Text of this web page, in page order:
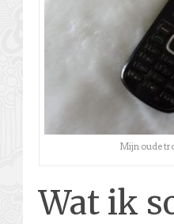
Mijn oude
Wat ik